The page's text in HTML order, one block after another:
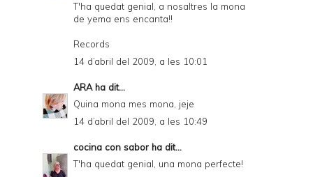
T'ha quedat genial, a nosaltres la mona
de yema ens encanta!!
Records
14 d’abril del 2009, a les 10:01
ARAha dit...
Quina mona mes mona, jeje
14 d’abril del 2009, a les 10:49
cocina con sabor ha dit...
T'ha quedat genial, una mona perfecte!